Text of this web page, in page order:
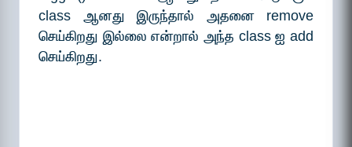
class ஆனது இருந்தால் அதனை remove
செய்கிறது இல்லை என்றால் அந்த class ஐ add
செய்கிறது.